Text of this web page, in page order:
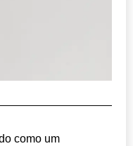
como um